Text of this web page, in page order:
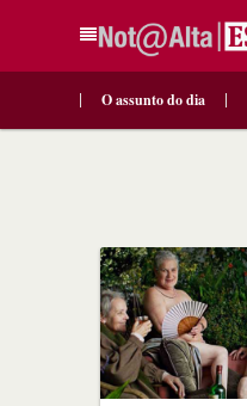
O assunto do dia